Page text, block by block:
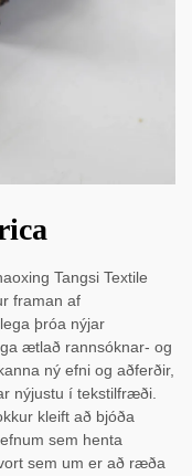
Tangsi Textile
framan af
þróa nýjar
ætlað rannsóknar- og
ný efni og aðferðir,
nýjustu í tekstilfræði.
kleift að bjóða
sem henta
sem um er að ræða